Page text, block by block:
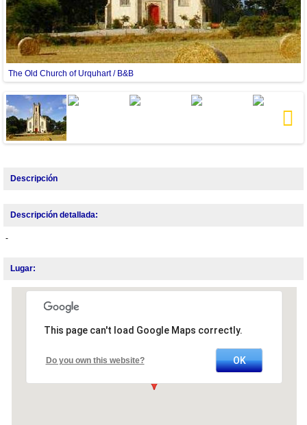
The Old Church of Urquhart / B&B
Descripción
Descripción detallada:
-
Lugar:
This page can't load Google Maps correctly.
Do you own this website? OK